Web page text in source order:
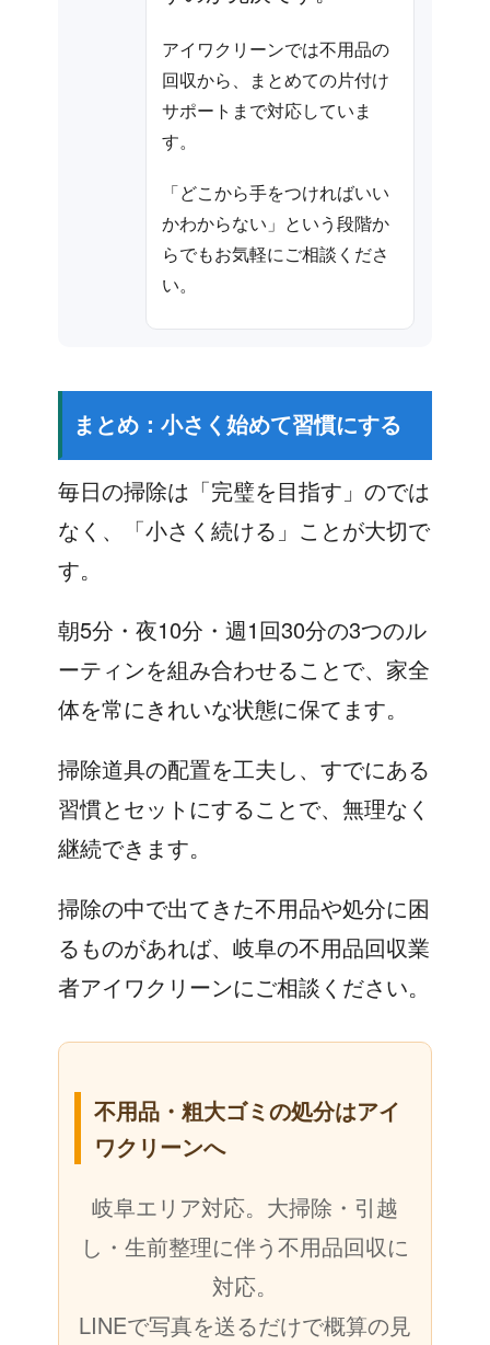
アイワクリーンでは不用品の
回収から、まとめての片付け
サポートまで対応していま
す。
「どこから手をつければいい
かわからない」という段階か
らでもお気軽にご相談くださ
い。
まとめ：小さく始めて習慣にする
毎日の掃除は「完璧を目指す」のでは
なく、「小さく続ける」ことが大切で
す。
朝5分・夜10分・週1回30分の3つのル
ーティンを組み合わせることで、家全
体を常にきれいな状態に保てます。
掃除道具の配置を工夫し、すでにある
習慣とセットにすることで、無理なく
継続できます。
掃除の中で出てきた不用品や処分に困
るものがあれば、岐阜の不用品回収業
者アイワクリーンにご相談ください。
不用品・粗大ゴミの処分はアイ
ワクリーンへ
岐阜エリア対応。大掃除・引越
し・生前整理に伴う不用品回収に
対応。
LINEで写真を送るだけで概算の見